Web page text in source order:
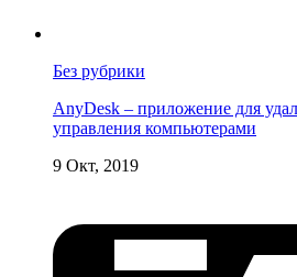
Без рубрики
AnyDesk – приложение для
управления компьютерами
9 Окт, 2019